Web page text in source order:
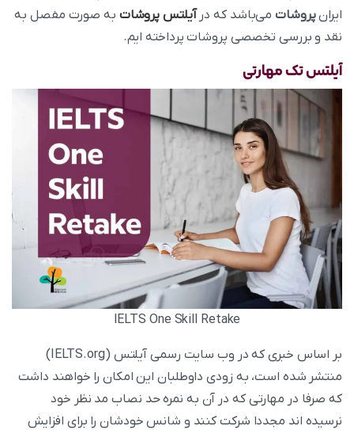
ایرانپروشاتمی‌باشد که درآیلتس پروشات به صورت مفصل به
نقد و بررسی تخصصی پروشات پرداخته‌ ایم.
آیلتس تک مهارتی
IELTS One Skill Retake
بر اساس خبری که در وب سایت رسمی آیلتس (IELTS.org)
منتشر شده است، به زودی داوطلبان این امکان را خواهند داشت
که صرفا در مهارتی که در آن به نمره حد نصاب مد نظر خود
نرسیده اند مجددا شرکت کنند و شانس خودشان را برای افزایش